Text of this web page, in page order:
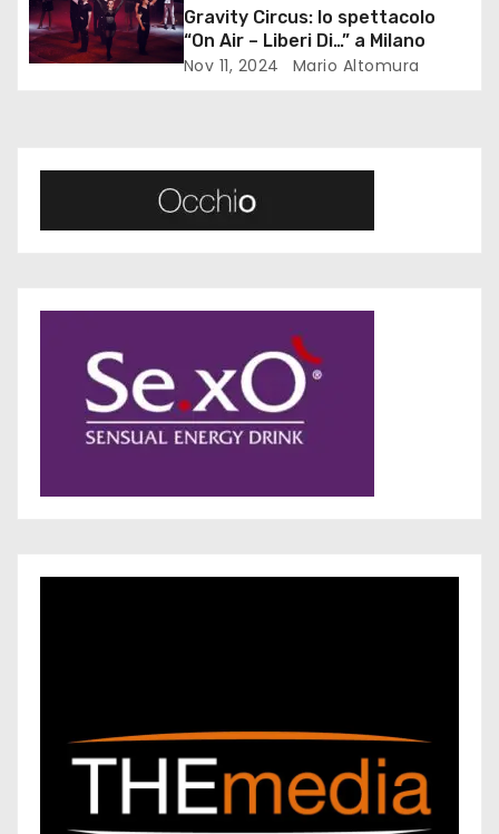
a
r
Gravity Circus: lo spettacolo
“On Air – Liberi Di…” a Milano
Nov 11, 2024 Mario Altomura